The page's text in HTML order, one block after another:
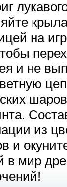
на
и не
из
и
в мир